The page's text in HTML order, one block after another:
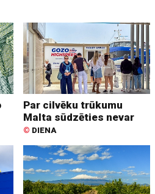
Par cilvēku trūkumu
Malta sūdzēties nevar
© DIENA